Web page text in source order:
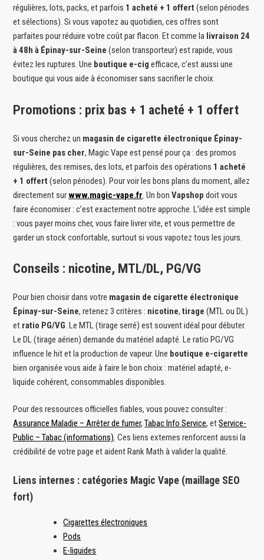
régulières, lots, packs, et parfois 1 acheté + 1 offert (selon périodes
et sélections). Si vous vapotez au quotidien, ces offres sont
parfaites pour réduire votre coût par flacon. Et comme la livraison 24
à 48h à Épinay-sur-Seine (selon transporteur) est rapide, vous
évitez les ruptures. Une boutique e-cig efficace, c’est aussi une
boutique qui vous aide à économiser sans sacrifier le choix.
Promotions : prix bas + 1 acheté + 1 offert
Si vous cherchez un magasin de cigarette électronique Épinay-
sur-Seine pas cher, Magic Vape est pensé pour ça : des promos
régulières, des remises, des lots, et parfois des opérations 1 acheté
+ 1 offert (selon périodes). Pour voir les bons plans du moment, allez
directement surwww.magic-vape.fr. Un bonVapshop doit vous
faire économiser : c’est exactement notre approche. L’idée est simple
: vous payer moins cher, vous faire livrer vite, et vous permettre de
garder un stock confortable, surtout si vous vapotez tous les jours.
Conseils : nicotine, MTL/DL, PG/VG
Pour bien choisir dans votre magasin de cigarette électronique
Épinay-sur-Seine, retenez 3 critères : nicotine,tirage (MTL ou DL)
et ratio PG/VG. Le MTL (tirage serré) est souvent idéal pour débuter.
Le DL (tirage aérien) demande du matériel adapté. Le ratio PG/VG
influence le hit et la production de vapeur. Une boutique e-cigarette
bien organisée vous aide à faire le bon choix : matériel adapté, e-
liquide cohérent, consommables disponibles.
Pour des ressources officielles fiables, vous pouvez consulter :
Assurance Maladie – Arrêter de fumer,Tabac Info Service, etService-
Public – Tabac (informations). Ces liens externes renforcent aussi la
crédibilité de votre page et aident Rank Math à valider la qualité.
Liens internes : catégories Magic Vape (maillage SEO
fort)
Cigarettes électroniques
Pods
E-liquides